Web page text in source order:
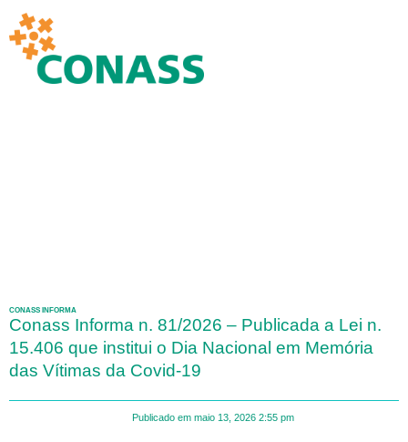
CONASS INFORMA
Conass Informa n. 81/2026 – Publicada a Lei n.
15.406 que institui o Dia Nacional em Memória
das Vítimas da Covid-19
Publicado em maio 13, 2026 2:55 pm